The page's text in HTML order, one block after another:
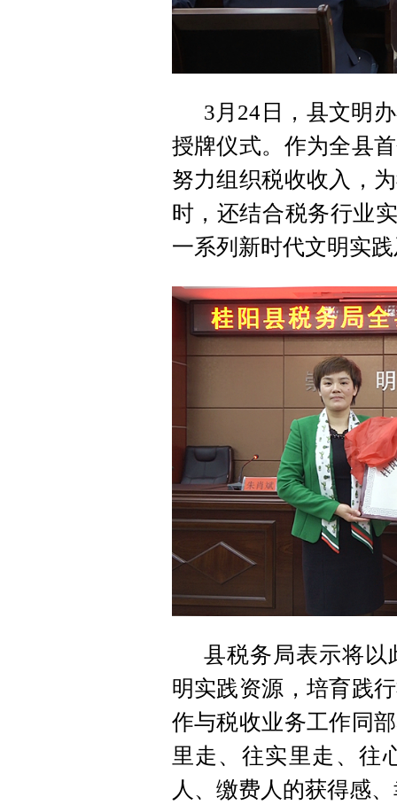
3月24日，县文明
授牌仪式。作为全县
努力组织税收收入，
时，还结合税务行业
一系列新时代文明实
县税务局表示将以
明实践资源，培育践
作与税收业务工作同
里走、往实里走、往
人、缴费人的获得感